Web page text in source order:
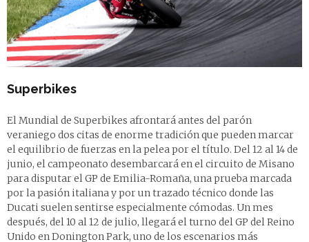
Superbikes
El Mundial de Superbikes afrontará antes del parón
veraniego dos citas de enorme tradición que pueden marcar
el equilibrio de fuerzas en la pelea por el título. Del 12 al 14 de
junio, el campeonato desembarcará en el circuito de Misano
para disputar el GP de Emilia-Romaña, una prueba marcada
por la pasión italiana y por un trazado técnico donde las
Ducati suelen sentirse especialmente cómodas. Un mes
después, del 10 al 12 de julio, llegará el turno del GP del Reino
Unido en Donington Park, uno de los escenarios más